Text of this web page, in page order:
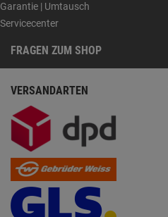
Garantie | Umtausch
Servicecenter
FRAGEN ZUM SHOP
VERSANDARTEN